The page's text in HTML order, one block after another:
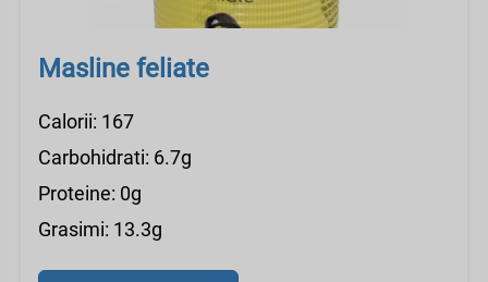
Masline feliate
Calorii: 167
Carbohidrati: 6.7g
Proteine: 0g
Grasimi: 13.3g